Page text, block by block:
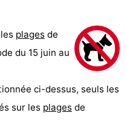
plages de
du 15 juin au
ci-dessus, seuls les
sur les plages de